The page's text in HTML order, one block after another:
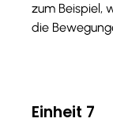
zum Beispiel,
die
Einheit 7